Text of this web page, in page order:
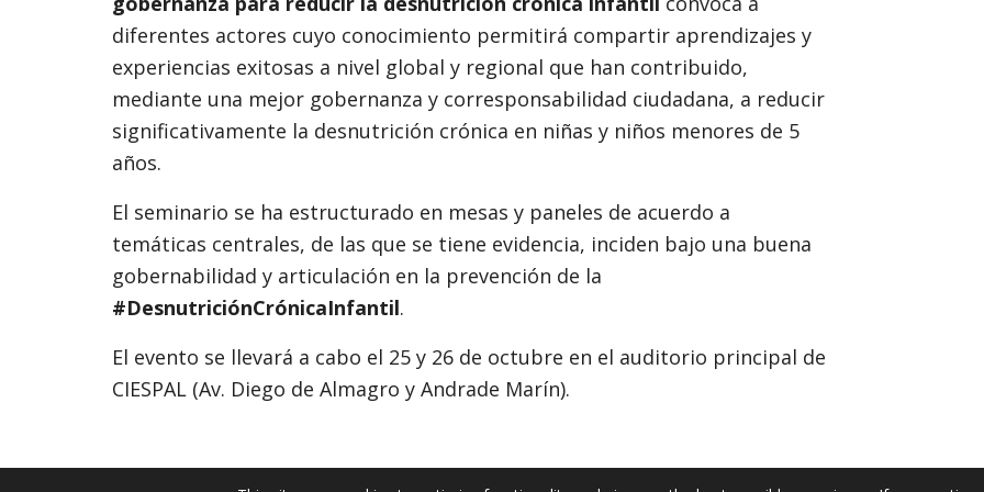
diferentes actores cuyo conocimiento permitirá compartir aprendizajes y
experiencias exitosas a nivel global y regional que han contribuido,
mediante una mejor gobernanza y corresponsabilidad ciudadana, a reducir
significativamente la desnutrición crónica en niñas y niños menores de 5
años.
El seminario se ha estructurado en mesas y paneles de acuerdo a
temáticas centrales, de las que se tiene evidencia, inciden bajo una buena
gobernabilidad y articulación en la prevención de la
#DesnutriciónCrónicaInfantil.
El evento se llevará a cabo el 25 y 26 de octubre en el auditorio principal de
CIESPAL (Av. Diego de Almagro y Andrade Marín).